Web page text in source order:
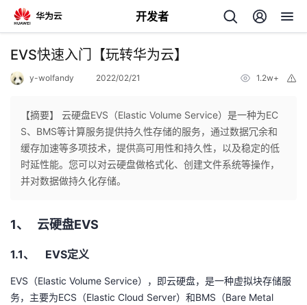
开发者
返
个
主
的
开
发
EVS快速入门【玩转华为云】
y-wolfandy 2022/02/21 1.2w+
【摘要】 云硬盘EVS（Elastic Volume Service）是一种为EC
S、BMS等计算服务提供持久性存储的服务，通过数据冗余和
缓存加速等多项技术，提供高可用性和持久性，以及稳定的低
时延性能。您可以对云硬盘做格式化、创建文件系统等操作，
并对数据做持久化存储。
1、 云硬盘EVS
1.1、 EVS定义
EVS （Elastic Volume Service），即云硬盘，是一种虚拟块存储服
务，主要为ECS （Elastic Cloud Server）和BMS （Bare Metal